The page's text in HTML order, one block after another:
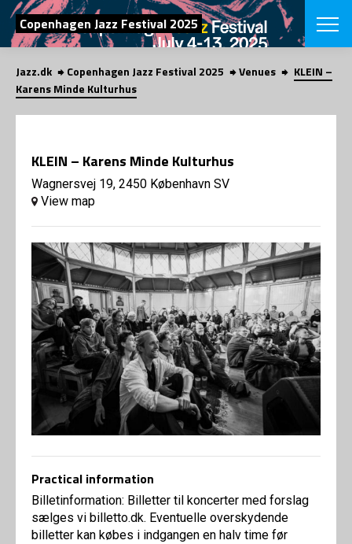
SEARCH
Copenhagen Jazz Festival 2025
Danish
Contributors
Press
Contact us
Privacy
SHOP
Jazz.dk Copenhagen Jazz Festival 2025 Venues
KLEIN –
Karens Minde Kulturhus
KLEIN – Karens Minde Kulturhus
Wagnersvej 19, 2450 København SV
View map
Practical information
Billetinformation: Billetter til koncerter med forslag
sælges vi billetto.dk. Eventuelle overskydende
billetter kan købes i indgangen en halv time før